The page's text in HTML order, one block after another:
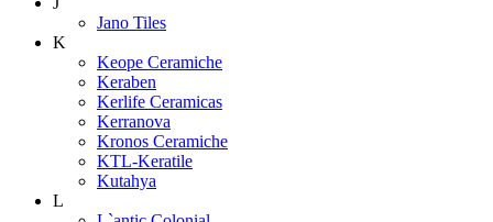
Jano Tiles
K
Keope Ceramiche
Keraben
Kerlife Ceramicas
Kerranova
Kronos Ceramiche
KTL-Keratile
Kutahya
L